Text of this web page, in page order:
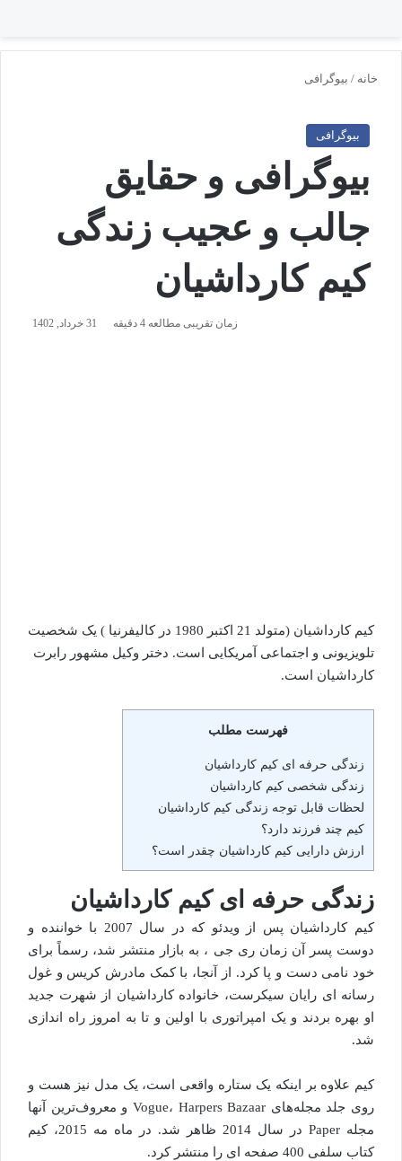
خانه / بیوگرافی
بیوگرافی
بیوگرافی و حقایق
جالب و عجیب زندگی
کیم کارداشیان
31 خرداد, 1402 زمان تقریبی مطالعه 4 دقیقه
کیم کارداشیان (متولد 21 اکتبر 1980 در کالیفرنیا ) یک شخصیت
تلویزیونی و اجتماعی آمریکایی است. دختر وکیل مشهور رابرت
کارداشیان است.
فهرست مطلب
زندگی حرفه ای کیم کارداشیان
زندگی شخصی کیم کارداشیان
لحظات قابل توجه زندگی کیم کارداشیان
کیم چند فرزند دارد؟
ارزش دارایی کیم کارداشیان چقدر است؟
زندگی حرفه ای کیم کارداشیان
کیم کارداشیان پس از ویدئو که در سال 2007 با خواننده و
دوست پسر آن زمان ری جی ، به بازار منتشر شد، رسماً برای
خود نامی دست و پا کرد. از آنجا، با کمک مادرش کریس و غول
رسانه ای رایان سیکرست، خانواده کارداشیان از شهرت جدید
او بهره بردند و یک امپراتوری با اولین و تا به امروز راه اندازی
شد.
کیم علاوه بر اینکه یک ستاره واقعی است، یک مدل نیز هست و
روی جلد مجله‌های Vogue، Harpers Bazaar و معروف‌ترین آنها
مجله Paper در سال 2014 ظاهر شد. در ماه مه 2015، کیم
کتاب سلفی 400 صفحه ای را منتشر کرد.